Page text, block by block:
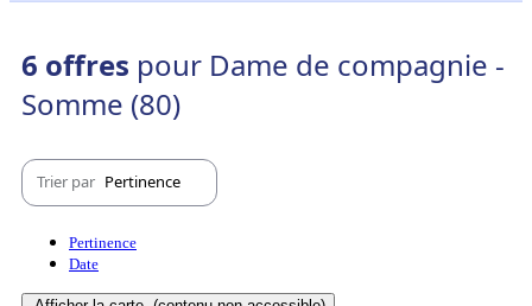
6 offres pour Dame de compagnie -
Somme (80)
Trier par Pertinence
Pertinence
Date